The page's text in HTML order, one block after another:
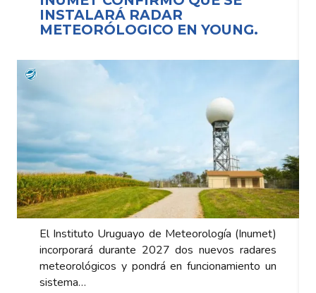
INSTALARÁ RADAR
METEORÓLOGICO EN YOUNG.
El Instituto Uruguayo de Meteorología (Inumet)
incorporará durante 2027 dos nuevos radares
meteorológicos y pondrá en funcionamiento un
sistema…